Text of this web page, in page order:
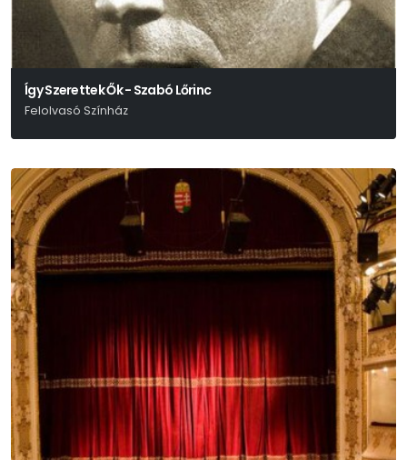
Így Szerettek Ők - Szabó Lőrinc
Felolvasó Színház